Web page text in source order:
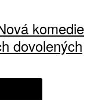
komedie
dovolených